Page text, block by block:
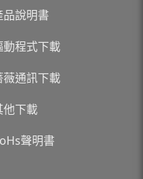
品說明書
動程式下載
薇通訊下載
他下載
聲明書